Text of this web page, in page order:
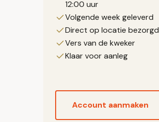
12:00 uur
Volgende week geleverd
Direct op locatie bezorgd
Vers van de kweker
Klaar voor aanleg
Account aanmaken